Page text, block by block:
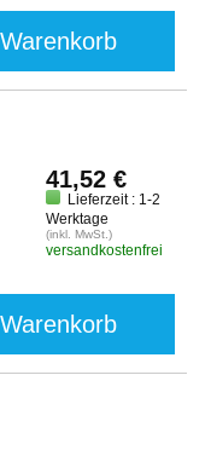
41,52 €
Lieferzeit : 1-2
Werktage
(inkl. MwSt.)
versandkostenfrei